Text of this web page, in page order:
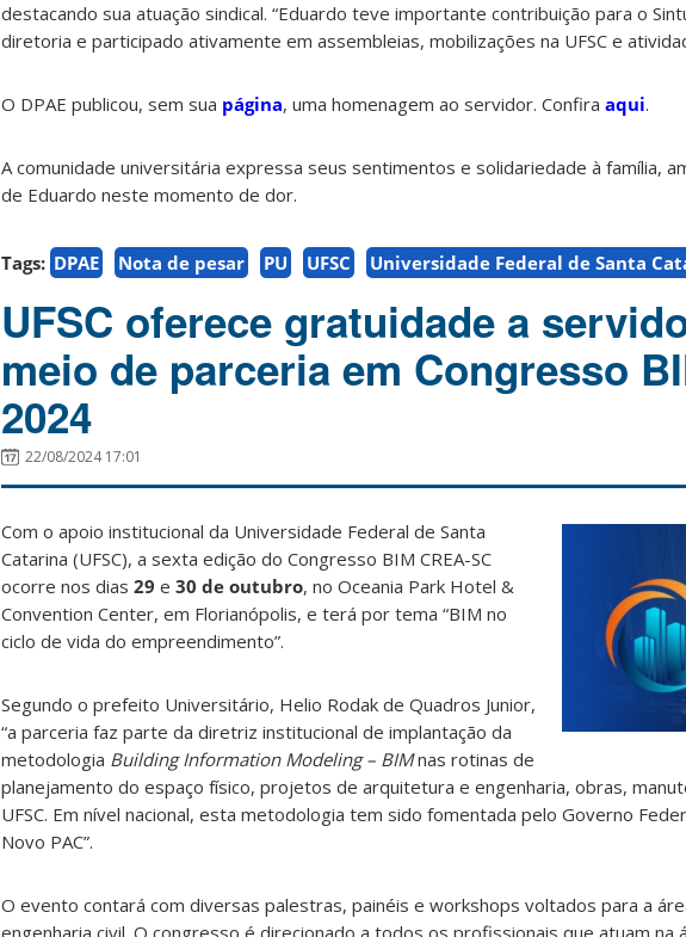
destacando sua atuação sindical. “Eduardo teve importante contribuição para o
diretoria e participado ativamente em assembleias, mobilizações na UFSC e
O DPAE publicou, sem sua página, uma homenagem ao servidor. Confira aqui.
A comunidade universitária expressa seus sentimentos e solidariedade à família,
de Eduardo neste momento de dor.
Tags: DPAE Nota de pesar PU UFSC Universidade Federal de Santa
UFSC oferece gratuidade a
meio de parceria em Congresso
2024
22/08/2024 17:01
Com o apoio institucional da Universidade Federal de Santa
Catarina (UFSC), a sexta edição do Congresso BIM CREA-SC
ocorre nos dias 29 e 30 de outubro, no Oceania Park Hotel &
Convention Center, em Florianópolis, e terá por tema “BIM no
ciclo de vida do empreendimento”.
Segundo o prefeito Universitário, Helio Rodak de Quadros Junior,
“a parceria faz parte da diretriz institucional de implantação da
metodologia Building Information Modeling – BIMnas rotinas de
planejamento do espaço físico, projetos de arquitetura e engenharia, obras,
UFSC. Em nível nacional, esta metodologia tem sido fomentada pelo Governo
Novo PAC”.
O evento contará com diversas palestras, painéis e workshops voltados para a